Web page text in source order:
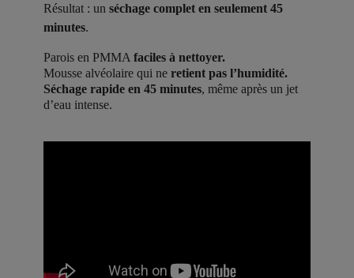
Résultat : un séchage complet en seulement 45
minutes.
Parois en PMMA faciles à nettoyer.
Mousse alvéolaire qui ne retient pas l’humidité.
Séchage rapide en 45 minutes, même après un jet
d’eau intense.